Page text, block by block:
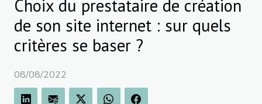
Choix du prestataire de création
de son site internet : sur quels
critères se baser ?
08/08/2022